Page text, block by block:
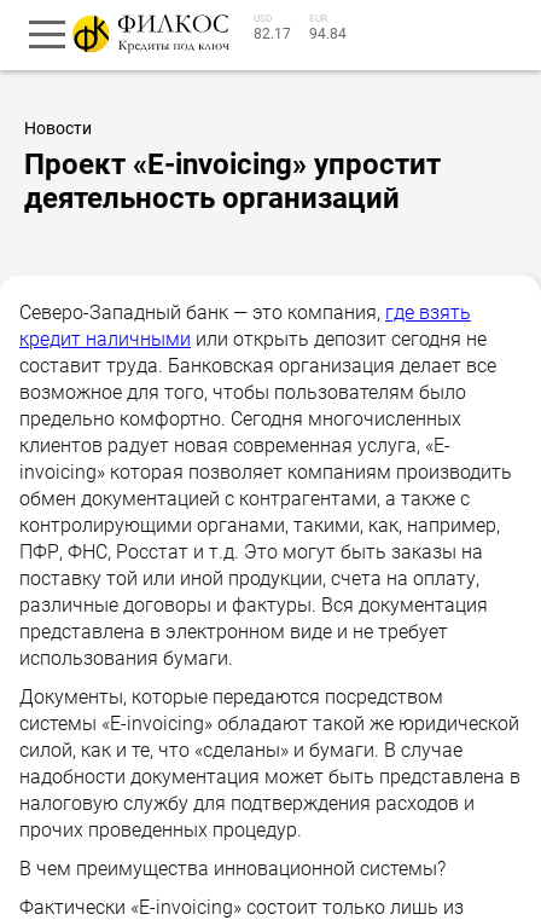
USD
82.17
EUR
94.84
Новости
Проект «E-invoicing» упростит
деятельность организаций
Северо-Западный банк — это компания, где взять
кредит наличными или открыть депозит сегодня не
составит труда. Банковская организация делает все
возможное для того, чтобы пользователям было
предельно комфортно. Сегодня многочисленных
клиентов радует новая современная услуга, «E-
invoicing» которая позволяет компаниям производить
обмен документацией с контрагентами, а также с
контролирующими органами, такими, как, например,
ПФР, ФНС, Росстат и т.д. Это могут быть заказы на
поставку той или иной продукции, счета на оплату,
различные договоры и фактуры. Вся документация
представлена в электронном виде и не требует
использования бумаги.
Документы, которые передаются посредством
системы «E-invoicing» обладают такой же юридической
силой, как и те, что «сделаны» и бумаги. В случае
надобности документация может быть представлена в
налоговую службу для подтверждения расходов и
прочих проведенных процедур.
В чем преимущества инновационной системы?
Фактически «E-invoicing» состоит только лишь из